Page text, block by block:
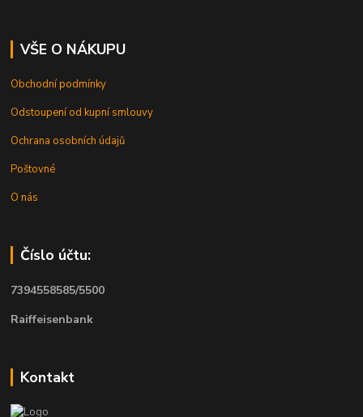
VŠE O NÁKUPU
Obchodní podmínky
Odstoupení od kupní smlouvy
Ochrana osobních údajů
Poštovné
O nás
Číslo účtu:
7394558585/5500
Raiffeisenbank
Kontakt